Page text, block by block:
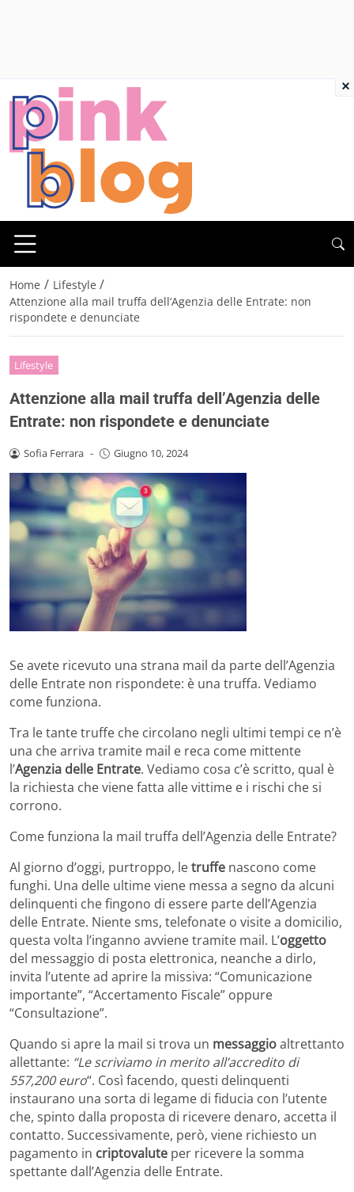
Home / Lifestyle /
Attenzione alla mail truffa dell’Agenzia delle Entrate: non
rispondete e denunciate
Lifestyle
Attenzione alla mail truffa dell’Agenzia delle
Entrate: non rispondete e denunciate
Sofia Ferrara - Giugno 10, 2024
Se avete ricevuto una strana mail da parte dell’Agenzia
delle Entrate non rispondete: è una truffa. Vediamo
come funziona.
Tra le tante truffe che circolano negli ultimi tempi ce n’è
una che arriva tramite mail e reca come mittente
l’Agenzia delle Entrate. Vediamo cosa c’è scritto, qual è
la richiesta che viene fatta alle vittime e i rischi che si
corrono.
Come funziona la mail truffa dell’Agenzia delle Entrate?
Al giorno d’oggi, purtroppo, letruffe nascono come
funghi. Una delle ultime viene messa a segno da alcuni
delinquenti che fingono di essere parte dell’Agenzia
delle Entrate. Niente sms, telefonate o visite a domicilio,
questa volta l’inganno avviene tramite mail. L’oggetto
del messaggio di posta elettronica, neanche a dirlo,
invita l’utente ad aprire la missiva: “Comunicazione
importante”, “Accertamento Fiscale” oppure
“Consultazione”.
Quando si apre la mail si trova un messaggioaltrettanto
allettante: “Le scriviamo in merito all’accredito di
557,200 euro“. Così facendo, questi delinquenti
instaurano una sorta di legame di fiducia con l’utente
che, spinto dalla proposta di ricevere denaro, accetta il
contatto. Successivamente, però, viene richiesto un
pagamento in criptovalute per ricevere la somma
spettante dall’Agenzia delle Entrate.
×